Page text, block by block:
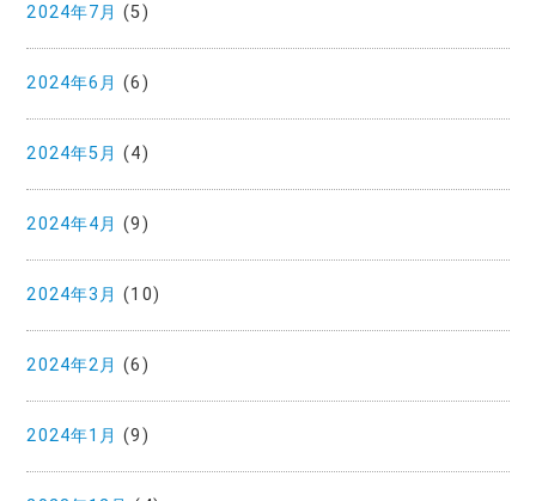
2024年7月 (5)
2024年6月 (6)
2024年5月 (4)
2024年4月 (9)
2024年3月 (10)
2024年2月 (6)
2024年1月 (9)